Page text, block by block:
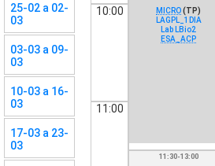
25-02 a 02-
03
03-03 a 09-
03
10-03 a 16-
03
17-03 a 23-
03
MICRO(TP)
LAGPL_1DIA
Lab LBio2
ESA_ACP
10:00
11:00
11:30-13:00